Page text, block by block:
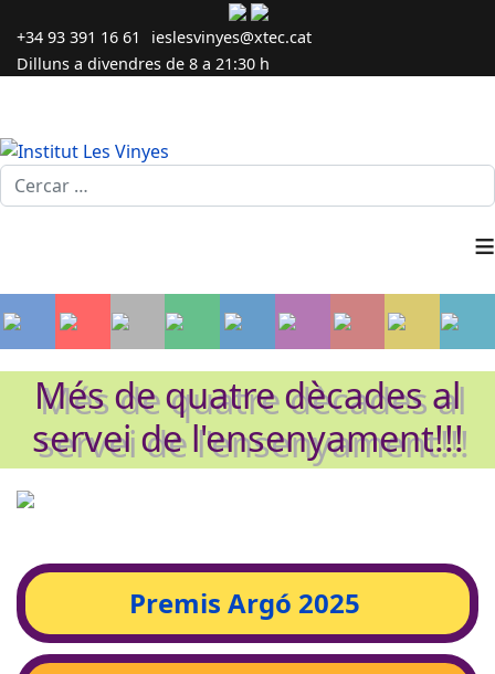
+34 93 391 16 61
ieslesvinyes@xtec.cat
Dilluns a divendres de 8 a 21:30 h
Cercar...
≡
Més de quatre dècades al
servei de l'ensenyament!!!
Premis Argó 2025